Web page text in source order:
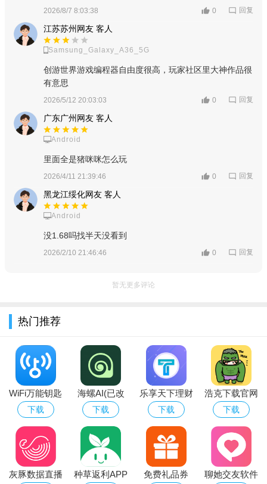
软件特色：
2、不仅是工具型APP，更构建了活跃的创作者社区。
机到联机。
软件优势：
1、无需专业知识，通过模板与可视化工具即可上手。
2、从“创作工具”到“素材商店”，再到“社区传播”，覆盖游戏开
发全流程。
3、免费素材库满足基础创作需求，付费素材价格亲民。
2026/8/7 8:03:38 0 回复
江苏苏州网友 客人
Samsung_Galaxy_A36_5G
创游世界游戏编程器自由度很高，玩家社区里大神作品很
有意思
2026/5/12 20:03:03 0 回复
广东广州网友 客人
Android
里面全是猪咪咪怎么玩
2026/4/11 21:39:46 0 回复
黑龙江绥化网友 客人
Android
没1.68吗找半天没看到
2026/2/10 21:46:46 0 回复
暂无更多评论
热门推荐
WiFi万能钥匙
自动连接官方
版免费下载安
装2026最新版
本
下载
海螺AI(已改
名为MiniMax)
软件官方最新
手机版
下载
乐享天下理财
商城
下载
浩克下载官网
最新版app下
载
下载
灰豚数据直播
种草返利APP
免费礼品券
聊她交友软件